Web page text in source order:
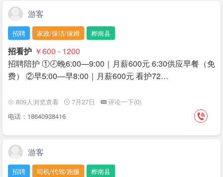
游客
招聘 家政/保洁/保姆 桦南县
招看护 ￥600 - 1200
招聘陪护 ①🕗晚6:00—9:00｜月薪600元 6:30供应早餐（免
费） ②早5:00—早8:00｜月薪600元 看护72…
809人浏览查看 7月27日
评论一下(0)
电话：18640938416
游客
招聘 司机/代驾/跑腿 桦南县